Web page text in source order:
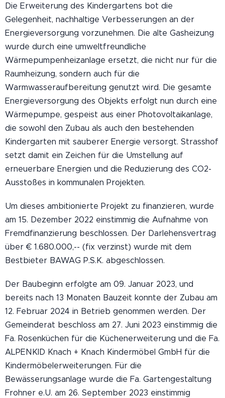
Die Erweiterung des Kindergartens bot die
Gelegenheit, nachhaltige Verbesserungen an der
Energieversorgung vorzunehmen. Die alte Gasheizung
wurde durch eine umweltfreundliche
Wärmepumpenheizanlage ersetzt, die nicht nur für die
Raumheizung, sondern auch für die
Warmwasseraufbereitung genutzt wird. Die gesamte
Energieversorgung des Objekts erfolgt nun durch eine
Wärmepumpe, gespeist aus einer Photovoltaikanlage,
die sowohl den Zubau als auch den bestehenden
Kindergarten mit sauberer Energie versorgt. Strasshof
setzt damit ein Zeichen für die Umstellung auf
erneuerbare Energien und die Reduzierung des CO2-
Ausstoßes in kommunalen Projekten.
Um dieses ambitionierte Projekt zu finanzieren, wurde
am 15. Dezember 2022 einstimmig die Aufnahme von
Fremdfinanzierung beschlossen. Der Darlehensvertrag
über € 1.680.000,-- (fix verzinst) wurde mit dem
Bestbieter BAWAG P.S.K. abgeschlossen.
Der Baubeginn erfolgte am 09. Januar 2023, und
bereits nach 13 Monaten Bauzeit konnte der Zubau am
12. Februar 2024 in Betrieb genommen werden. Der
Gemeinderat beschloss am 27. Juni 2023 einstimmig die
Fa. Rosenküchen für die Küchenerweiterung und die Fa.
ALPENKID Knach + Knach Kindermöbel GmbH für die
Kindermöbelerweiterungen. Für die
Bewässerungsanlage wurde die Fa. Gartengestaltung
Frohner e.U. am 26. September 2023 einstimmig